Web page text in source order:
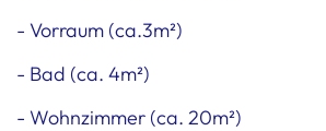
- Vorraum (ca.3m²)
- Bad (ca. 4m²)
- Wohnzimmer (ca. 20m²)